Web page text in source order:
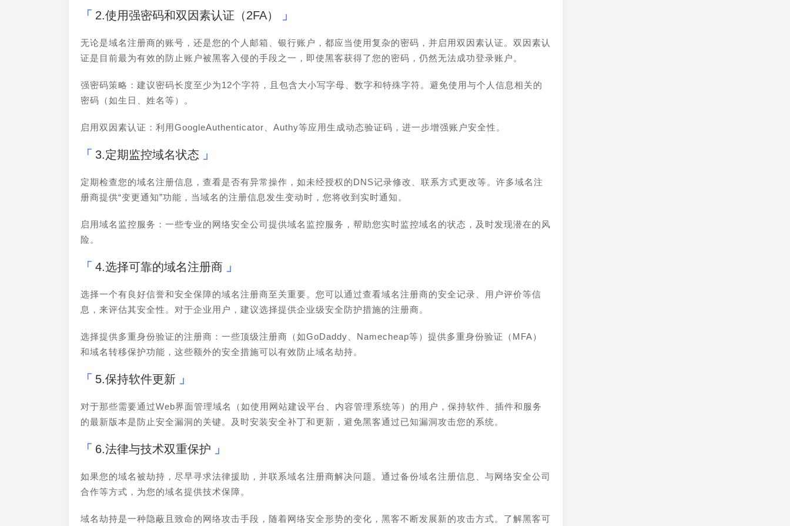
2.使用强密码和双因素认证（2FA）
无论是域名注册商的账号，还是您的个人邮箱、银行账户，都应当使用复杂的密码，并启用双因素认证。双因素认
证是目前最为有效的防止账户被黑客入侵的手段之一，即使黑客获得了您的密码，仍然无法成功登录账户。
强密码策略：建议密码长度至少为12个字符，且包含大小写字母、数字和特殊字符。避免使用与个人信息相关的
密码（如生日、姓名等）。
启用双因素认证：利用GoogleAuthenticator、Authy等应用生成动态验证码，进一步增强账户安全性。
3.定期监控域名状态
定期检查您的域名注册信息，查看是否有异常操作，如未经授权的DNS记录修改、联系方式更改等。许多域名注
册商提供“变更通知”功能，当域名的注册信息发生变动时，您将收到实时通知。
启用域名监控服务：一些专业的网络安全公司提供域名监控服务，帮助您实时监控域名的状态，及时发现潜在的风
险。
4.选择可靠的域名注册商
选择一个有良好信誉和安全保障的域名注册商至关重要。您可以通过查看域名注册商的安全记录、用户评价等信
息，来评估其安全性。对于企业用户，建议选择提供企业级安全防护措施的注册商。
选择提供多重身份验证的注册商：一些顶级注册商（如GoDaddy、Namecheap等）提供多重身份验证（MFA）
和域名转移保护功能，这些额外的安全措施可以有效防止域名劫持。
5.保持软件更新
对于那些需要通过Web界面管理域名（如使用网站建设平台、内容管理系统等）的用户，保持软件、插件和服务
的最新版本是防止安全漏洞的关键。及时安装安全补丁和更新，避免黑客通过已知漏洞攻击您的系统。
6.法律与技术双重保护
如果您的域名被劫持，尽早寻求法律援助，并联系域名注册商解决问题。通过备份域名注册信息、与网络安全公司
合作等方式，为您的域名提供技术保障。
域名劫持是一种隐蔽且致命的网络攻击手段，随着网络安全形势的变化，黑客不断发展新的攻击方式。了解黑客可